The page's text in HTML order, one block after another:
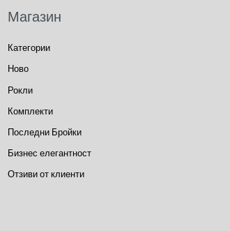
Магазин
Категории
Ново
Рокли
Комплекти
Последни Бройки
Бизнес елегантност
Отзиви от клиенти